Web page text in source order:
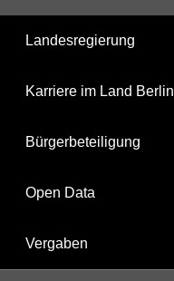
Landesregierung
Karriere im Land Berlin
Bürgerbeteiligung
Open Data
Vergaben